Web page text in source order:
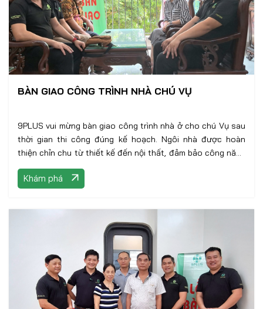
BÀN GIAO CÔNG TRÌNH NHÀ CHÚ VỤ
9PLUS vui mừng bàn giao công trình nhà ở cho chú Vụ sau
thời gian thi công đúng kế hoạch. Ngôi nhà được hoàn
thiện chỉn chu từ thiết kế đến nội thất, đảm bảo công năng
Khám phá